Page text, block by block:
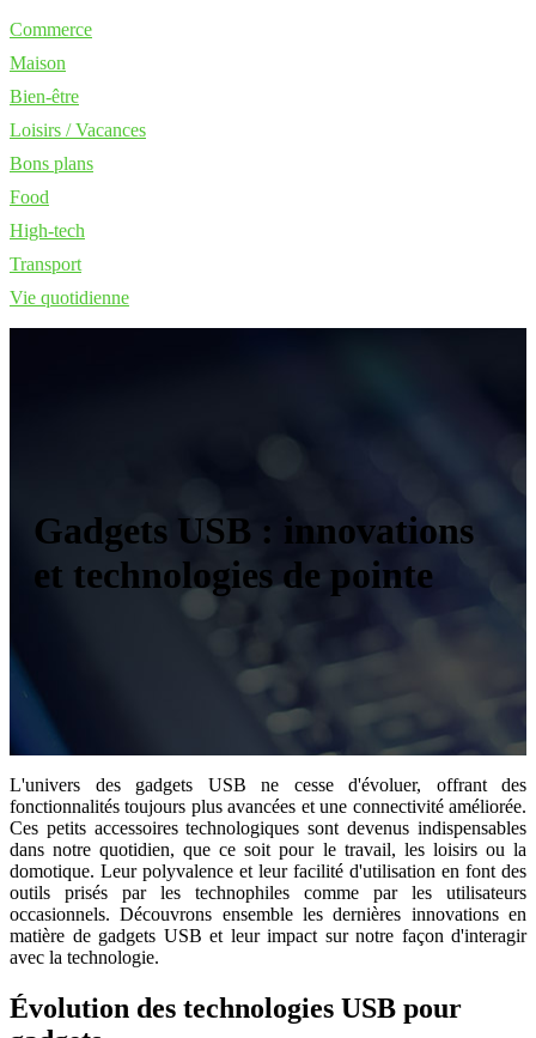
Commerce
Maison
Bien-être
Loisirs / Vacances
Bons plans
Food
High-tech
Transport
Vie quotidienne
Gadgets USB : innovations
et technologies de pointe
L'univers des gadgets USB ne cesse d'évoluer, offrant des
fonctionnalités toujours plus avancées et une connectivité améliorée.
Ces petits accessoires technologiques sont devenus indispensables
dans notre quotidien, que ce soit pour le travail, les loisirs ou la
domotique. Leur polyvalence et leur facilité d'utilisation en font des
outils prisés par les technophiles comme par les utilisateurs
occasionnels. Découvrons ensemble les dernières innovations en
matière de gadgets USB et leur impact sur notre façon d'interagir
avec la technologie.
Évolution des technologies USB pour